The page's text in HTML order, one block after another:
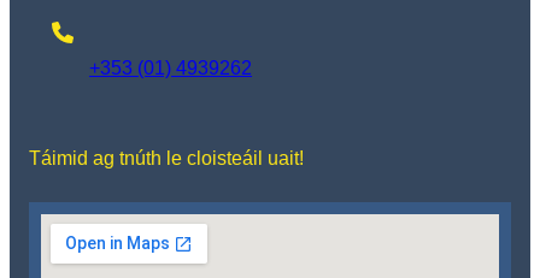
+353 (01) 4939262
Táimid ag tnúth le cloisteáil uait!